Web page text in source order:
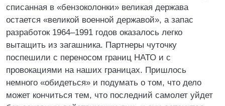
списанная в «бензоколонки» великая держава
остается «великой военной державой», а запас
разработок 1964–1991 годов оказалось легко
вытащить из загашника. Партнеры чуточку
поспешили с переносом границ НАТО и с
провокациями на наших границах. Пришлось
немного «обидеться» и подумать о том, что дело
может кончиться тем, что последний самолет уйдет